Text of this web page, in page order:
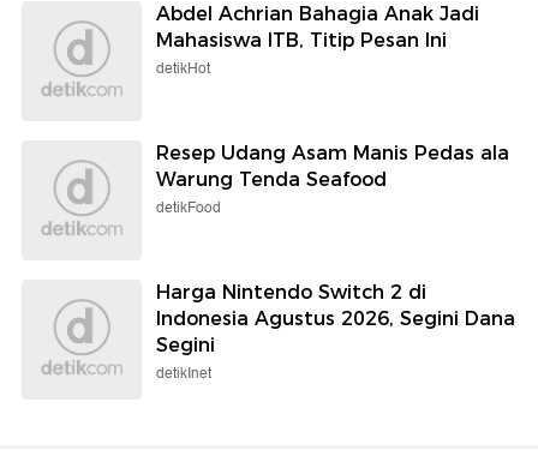
Abdel Achrian Bahagia Anak Jadi
Mahasiswa ITB, Titip Pesan Ini
detikHot
Resep Udang Asam Manis Pedas ala
Warung Tenda Seafood
detikFood
Harga Nintendo Switch 2 di
Indonesia Agustus 2026, Segini Dana
Segini
detikInet